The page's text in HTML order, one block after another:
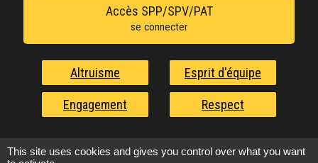
Accès SPP/SPV/PAT
se connecter
Altruisme Esprit d'équipe
Engagement Respect
This site uses cookies and gives you control over what you want